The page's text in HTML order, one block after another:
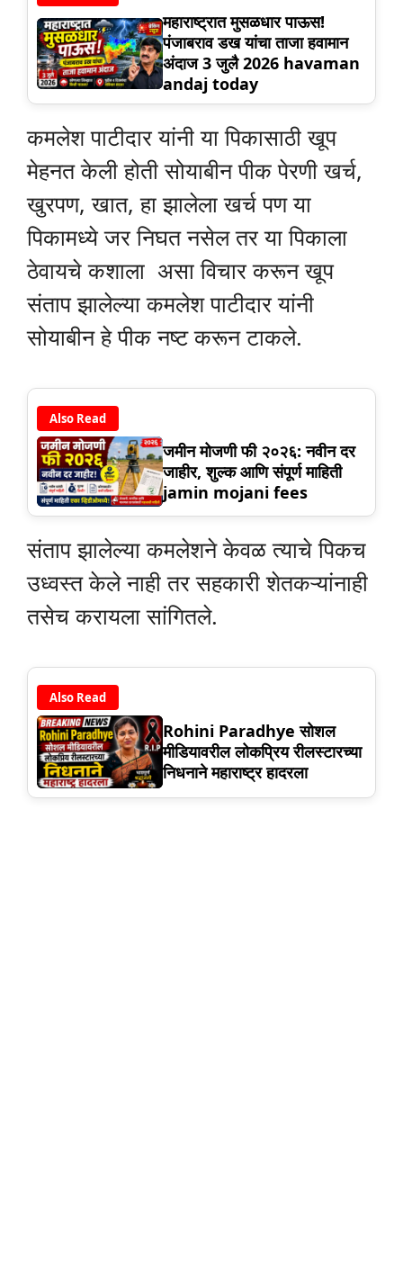
महाराष्ट्रात मुसळधार पाऊस!
पंजाबराव डख यांचा ताजा हवामान
अंदाज 3 जुलै 2026 havaman
andaj today
कमलेश पाटीदार यांनी या पिकासाठी खूप
मेहनत केली होती सोयाबीन पीक पेरणी खर्च,
खुरपण, खात, हा झालेला खर्च पण या
पिकामध्ये जर निघत नसेल तर या पिकाला
ठेवायचे कशाला असा विचार करून खूप
संताप झालेल्या कमलेश पाटीदार यांनी
सोयाबीन हे पीक नष्ट करून टाकले.
Also Read
जमीन मोजणी फी २०२६: नवीन दर
जाहीर, शुल्क आणि संपूर्ण माहिती
jamin mojani fees
संताप झालेल्या कमलेशने केवळ त्याचे पिकच
उध्वस्त केले नाही तर सहकारी शेतकऱ्यांनाही
तसेच करायला सांगितले.
Also Read
Rohini Paradhye सोशल
मीडियावरील लोकप्रिय रीलस्टारच्या
निधनाने महाराष्ट्र हादरला